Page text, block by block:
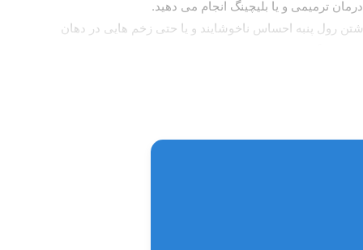
ترمیمی و یا بلیچینگ انجام می دهید.
رول پنبه احساس ناخوشایند و یا حتی زخم هایی در دهان
از شرکت ها رول پنبه استریل نیز تولید می کنند.
را که قبلاً در مورد آنها صحبت کردیم ایجاد کند.